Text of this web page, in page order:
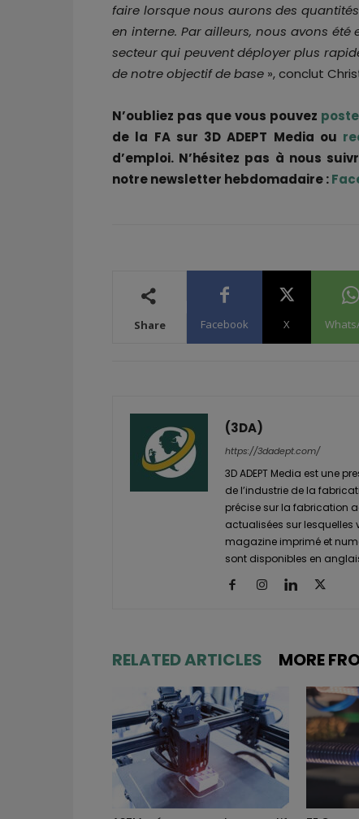
faire lorsque nous aurons des
en interne. Par ailleurs, nous avons
secteur qui peuvent déployer plus
de notre objectif de base », conclut
N’oubliez pas que vous pouvez
de la FA sur 3D ADEPT Media ou
d’emploi. N’hésitez pas à nous
notre newsletter hebdomadaire :
Share Facebook X
(3DA)
https://3dadept.com/
3D ADEPT Media est une
de l’industrie de la
précise sur la fabrication
actualisées sur lesquelles
magazine imprimé et
sont disponibles en
RELATED ARTICLES MORE